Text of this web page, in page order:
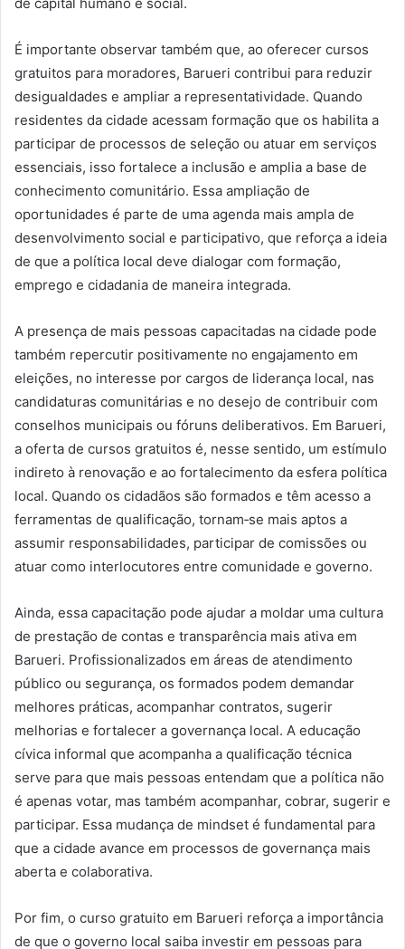
de capital humano e social.
É importante observar também que, ao oferecer cursos
gratuitos para moradores, Barueri contribui para reduzir
desigualdades e ampliar a representatividade. Quando
residentes da cidade acessam formação que os habilita a
participar de processos de seleção ou atuar em serviços
essenciais, isso fortalece a inclusão e amplia a base de
conhecimento comunitário. Essa ampliação de
oportunidades é parte de uma agenda mais ampla de
desenvolvimento social e participativo, que reforça a ideia
de que a política local deve dialogar com formação,
emprego e cidadania de maneira integrada.
A presença de mais pessoas capacitadas na cidade pode
também repercutir positivamente no engajamento em
eleições, no interesse por cargos de liderança local, nas
candidaturas comunitárias e no desejo de contribuir com
conselhos municipais ou fóruns deliberativos. Em Barueri,
a oferta de cursos gratuitos é, nesse sentido, um estímulo
indireto à renovação e ao fortalecimento da esfera política
local. Quando os cidadãos são formados e têm acesso a
ferramentas de qualificação, tornam‑se mais aptos a
assumir responsabilidades, participar de comissões ou
atuar como interlocutores entre comunidade e governo.
Ainda, essa capacitação pode ajudar a moldar uma cultura
de prestação de contas e transparência mais ativa em
Barueri. Profissionalizados em áreas de atendimento
público ou segurança, os formados podem demandar
melhores práticas, acompanhar contratos, sugerir
melhorias e fortalecer a governança local. A educação
cívica informal que acompanha a qualificação técnica
serve para que mais pessoas entendam que a política não
é apenas votar, mas também acompanhar, cobrar, sugerir e
participar. Essa mudança de mindset é fundamental para
que a cidade avance em processos de governança mais
aberta e colaborativa.
Por fim, o curso gratuito em Barueri reforça a importância
de que o governo local saiba investir em pessoas para